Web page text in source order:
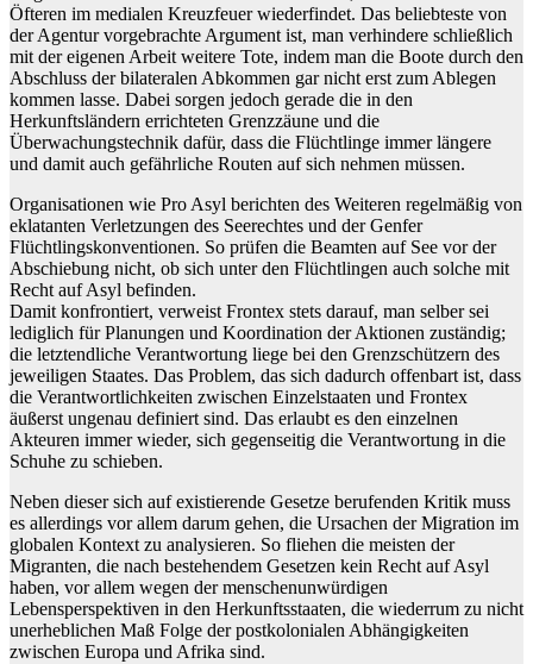
Öfteren im medialen Kreuzfeuer wiederfindet. Das beliebteste von
der Agentur vorgebrachte Argument ist, man verhindere schließlich
mit der eigenen Arbeit weitere Tote, indem man die Boote durch den
Abschluss der bilateralen Abkommen gar nicht erst zum Ablegen
kommen lasse. Dabei sorgen jedoch gerade die in den
Herkunftsländern errichteten Grenzzäune und die
Überwachungstechnik dafür, dass die Flüchtlinge immer längere
und damit auch gefährliche Routen auf sich nehmen müssen.
Organisationen wie Pro Asyl berichten des Weiteren regelmäßig von
eklatanten Verletzungen des Seerechtes und der Genfer
Flüchtlingskonventionen. So prüfen die Beamten auf See vor der
Abschiebung nicht, ob sich unter den Flüchtlingen auch solche mit
Recht auf Asyl befinden.
Damit konfrontiert, verweist Frontex stets darauf, man selber sei
lediglich für Planungen und Koordination der Aktionen zuständig;
die letztendliche Verantwortung liege bei den Grenzschützern des
jeweiligen Staates. Das Problem, das sich dadurch offenbart ist, dass
die Verantwortlichkeiten zwischen Einzelstaaten und Frontex
äußerst ungenau definiert sind. Das erlaubt es den einzelnen
Akteuren immer wieder, sich gegenseitig die Verantwortung in die
Schuhe zu schieben.
Neben dieser sich auf existierende Gesetze berufenden Kritik muss
es allerdings vor allem darum gehen, die Ursachen der Migration im
globalen Kontext zu analysieren. So fliehen die meisten der
Migranten, die nach bestehendem Gesetzen kein Recht auf Asyl
haben, vor allem wegen der menschenunwürdigen
Lebensperspektiven in den Herkunftsstaaten, die wiederrum zu nicht
unerheblichen Maß Folge der postkolonialen Abhängigkeiten
zwischen Europa und Afrika sind.